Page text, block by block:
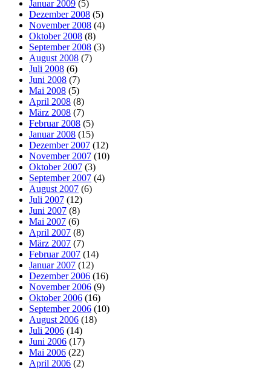
Januar 2009 (5)
Dezember 2008 (5)
November 2008 (4)
Oktober 2008 (8)
September 2008 (3)
August 2008 (7)
Juli 2008 (6)
Juni 2008 (7)
Mai 2008 (5)
April 2008 (8)
März 2008 (7)
Februar 2008 (5)
Januar 2008 (15)
Dezember 2007 (12)
November 2007 (10)
Oktober 2007 (3)
September 2007 (4)
August 2007 (6)
Juli 2007 (12)
Juni 2007 (8)
Mai 2007 (6)
April 2007 (8)
März 2007 (7)
Februar 2007 (14)
Januar 2007 (12)
Dezember 2006 (16)
November 2006 (9)
Oktober 2006 (16)
September 2006 (10)
August 2006 (18)
Juli 2006 (14)
Juni 2006 (17)
Mai 2006 (22)
April 2006 (2)